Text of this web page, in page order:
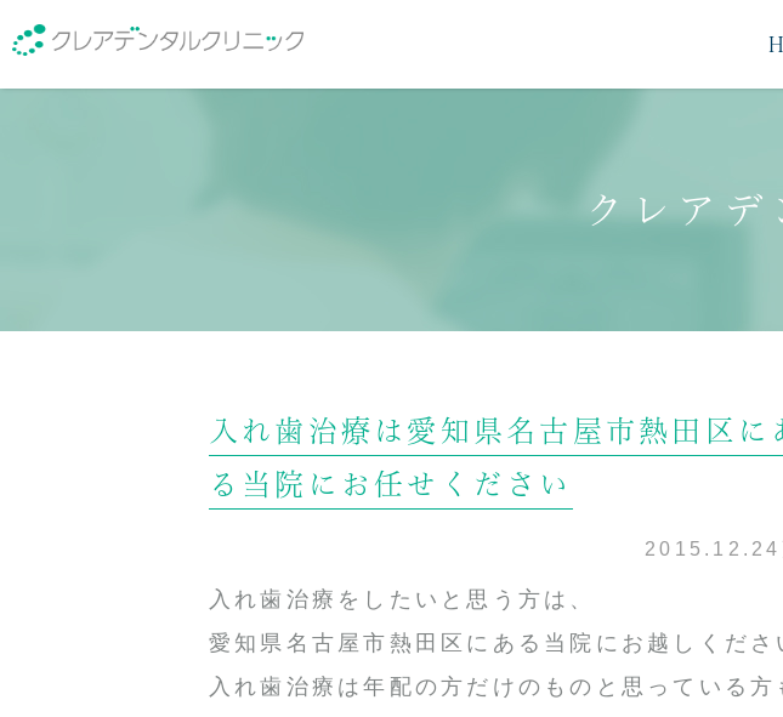
求人案内
クレアデ
入れ歯治療は愛知県名古屋市熱田区に
る当院にお任せください
2015.12.24
入れ歯治療をしたいと思う方は、
愛知県名古屋市熱田区にある当院にお越しくださ
入れ歯治療は年配の方だけのものと思っている方